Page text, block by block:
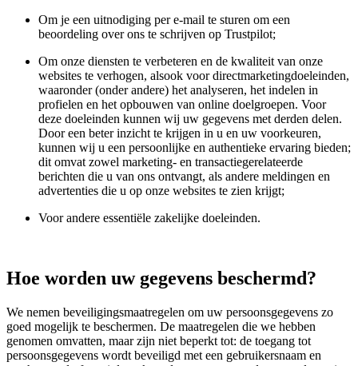
Om je een uitnodiging per e-mail te sturen om een
beoordeling over ons te schrijven op Trustpilot;
Om onze diensten te verbeteren en de kwaliteit van onze
websites te verhogen, alsook voor directmarketingdoeleinden,
waaronder (onder andere) het analyseren, het indelen in
profielen en het opbouwen van online doelgroepen. Voor
deze doeleinden kunnen wij uw gegevens met derden delen.
Door een beter inzicht te krijgen in u en uw voorkeuren,
kunnen wij u een persoonlijke en authentieke ervaring bieden;
dit omvat zowel marketing- en transactiegerelateerde
berichten die u van ons ontvangt, als andere meldingen en
advertenties die u op onze websites te zien krijgt;
Voor andere essentiële zakelijke doeleinden.
Hoe worden uw gegevens beschermd?
We nemen beveiligingsmaatregelen om uw persoonsgegevens zo
goed mogelijk te beschermen. De maatregelen die we hebben
genomen omvatten, maar zijn niet beperkt tot: de toegang tot
persoonsgegevens wordt beveiligd met een gebruikersnaam en